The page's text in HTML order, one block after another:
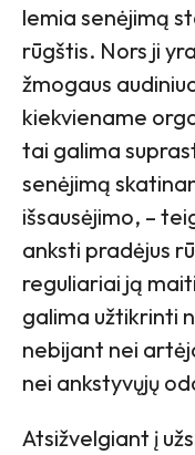
lemia senėjimą
rūgštis. Nors ji
žmogaus
kiekviename
tai galima
senėjimą
išsausėjimo, –
anksti pradėjus
reguliariai ją
galima užtikrinti
nebijant nei
nei ankstyvųjų
Atsižvelgiant į